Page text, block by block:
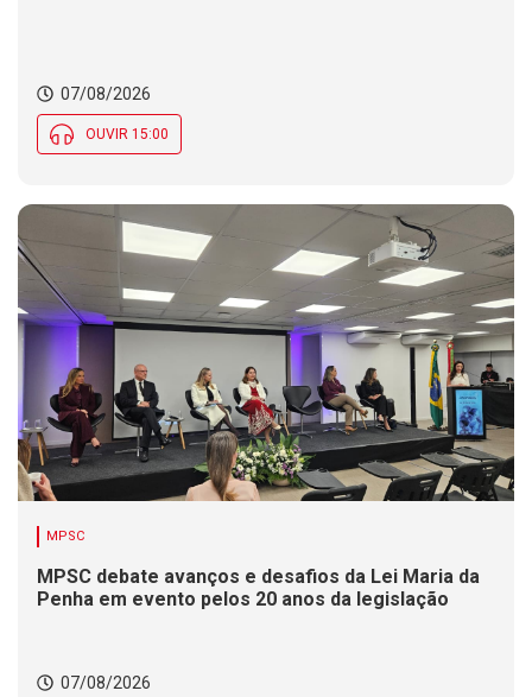
07/08/2026
OUVIR 15:00
MPSC
MPSC debate avanços e desafios da Lei Maria da
Penha em evento pelos 20 anos da legislação
07/08/2026